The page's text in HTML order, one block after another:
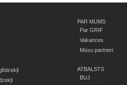
PAR MUMS
Par GRIF
Vakances
Mūsu partneri
ATBALSTS
BUJ